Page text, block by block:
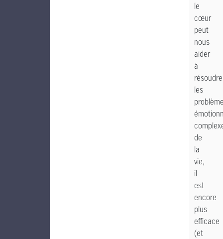
le
cœur
peut
nous
aider
à
résoudre
les
de
la
vie,
il
est
encore
plus
efficace
(et